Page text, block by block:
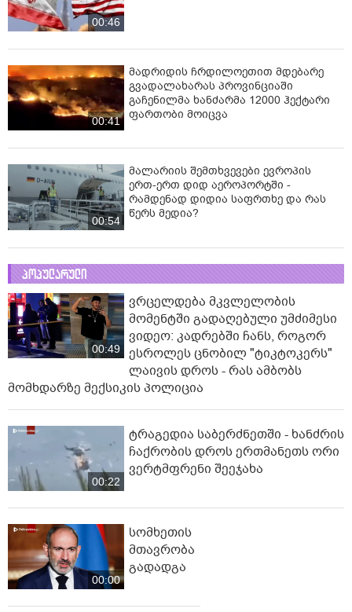
00:46
00:41
მადრიდის ჩრდილოეთით მდებარე
გვადალახარას პროვინციაში
გაჩენილმა ხანძარმა 12000 ჰექტარი
ფართობი მოიცვა
00:54
მალარიის შემთხვევები ევროპის
ერთ-ერთ დიდ აეროპორტში -
რამდენად დიდია საფრთხე და რას
წერს მედია?
პოპულარული
00:49
ვრცელდება მკვლელობის
მომენტში გადაღებული უმძიმესი
ვიდეო: კადრებში ჩანს, როგორ
ესროლეს ცნობილ "ტიკტოკერს"
ლაივის დროს - რას ამბობს
მომხდარზე მექსიკის პოლიცია
00:22
ტრაგედია საბერძნეთში - ხანძრის
ჩაქრობის დროს ერთმანეთს ორი
ვერტმფრენი შეეჯახა
00:00
სომხეთის
მთავრობა
გადადგა